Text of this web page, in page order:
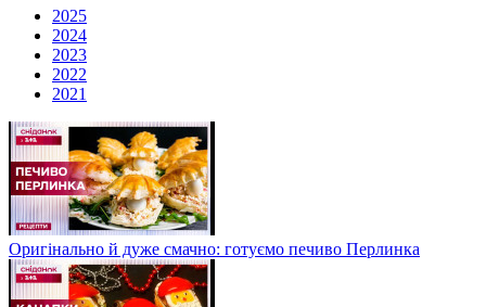
2025
2024
2023
2022
2021
Оригінально й дуже смачно: готуємо печиво Перлинка